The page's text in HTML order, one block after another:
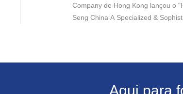
Company de Hong Kong lançou o
Seng China A Specialized &
Aqui para